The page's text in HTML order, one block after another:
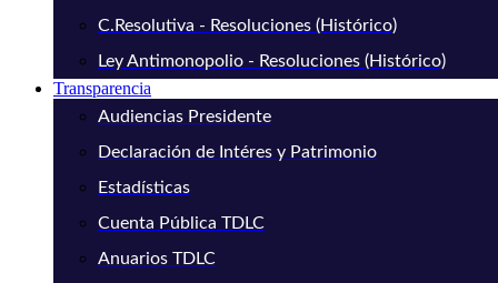
C.Resolutiva - Resoluciones (Histórico)
Ley Antimonopolio - Resoluciones (Histórico)
Transparencia
Audiencias Presidente
Declaración de Intéres y Patrimonio
Estadísticas
Cuenta Pública TDLC
Anuarios TDLC